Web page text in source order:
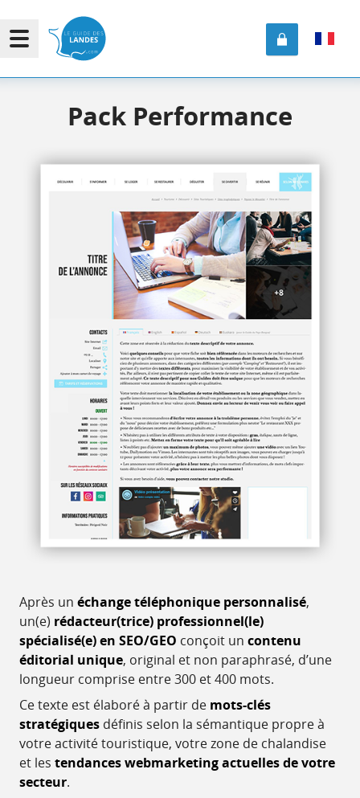
Pack Performance
Après un échange téléphonique personnalisé,
un(e) rédacteur(trice) professionnel(le)
spécialisé(e) en SEO/GEO conçoit un contenu
éditorial unique, original et non paraphrasé, d’une
longueur comprise entre 300 et 400 mots.
Ce texte est élaboré à partir de mots-clés
stratégiques définis selon la sémantique propre à
votre activité touristique, votre zone de chalandise
et les tendances webmarketing actuelles de votre
secteur.